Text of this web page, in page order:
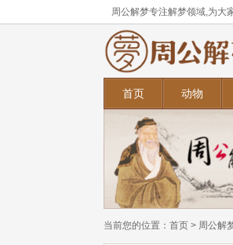
周公解梦专注解梦领域,为大
首页 动物
当前您的位置： 首页 > 周公解